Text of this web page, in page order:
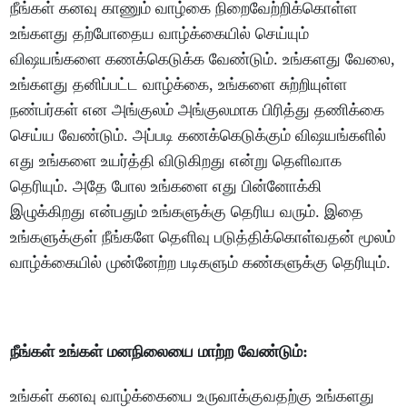
நீங்கள் கனவு காணும் வாழ்கை நிறைவேற்றிக்கொள்ள
உங்களது தற்போதைய வாழ்க்கையில் செய்யும்
விஷயங்களை கணக்கெடுக்க வேண்டும். உங்களது வேலை,
உங்களது தனிப்பட்ட வாழ்க்கை, உங்களை சுற்றியுள்ள
நண்பர்கள் என அங்குலம் அங்குலமாக பிரித்து தணிக்கை
செய்ய வேண்டும். அப்படி கணக்கெடுக்கும் விஷயங்களில்
எது உங்களை உயர்த்தி விடுகிறது என்று தெளிவாக
தெரியும். அதே போல உங்களை எது பின்னோக்கி
இழுக்கிறது என்பதும் உங்களுக்கு தெரிய வரும். இதை
உங்களுக்குள் நீங்களே தெளிவு படுத்திக்கொள்வதன் மூலம்
வாழ்க்கையில் முன்னேற்ற படிகளும் கண்களுக்கு தெரியும்.
நீங்கள் உங்கள் மனநிலையை மாற்ற வேண்டும்:
உங்கள் கனவு வாழ்க்கையை உருவாக்குவதற்கு உங்களது